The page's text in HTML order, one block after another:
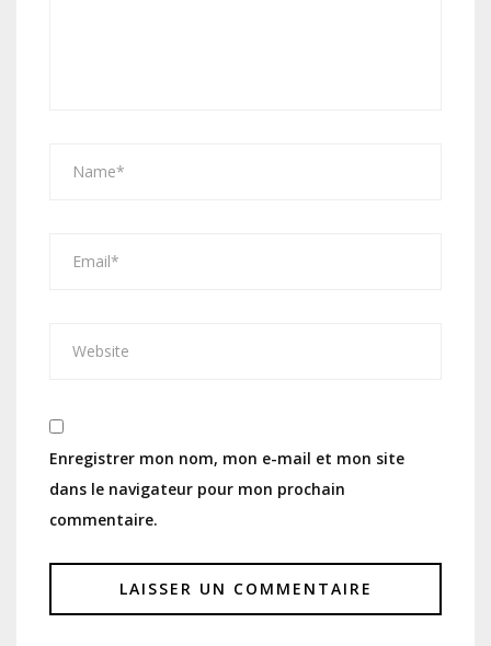
Enregistrer mon nom, mon e-mail et mon site
dans le navigateur pour mon prochain
commentaire.